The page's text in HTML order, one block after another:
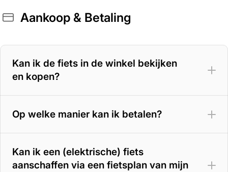
400 Wh accu– 70 tot 100 km
500 Wh accu– 100 tot 125 km
625 Wh accu
Aankoop & Betaling
Kan ik de fiets in de winkel bekijken
en kopen?
Op welke manier kan ik betalen?
Kan ik een (elektrische) fiets
aanschaffen via een fietsplan van mijn